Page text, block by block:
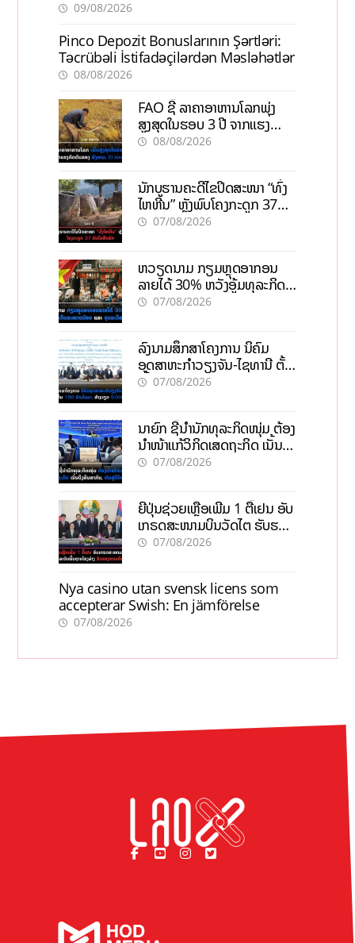
İpuçları
09/08/2026
Pinco Depozit Bonuslarının Şərtləri:
Təcrübəli İstifadəçilərdən Məsləhətlər
08/08/2026
FAO ຊີ້ ລາຄາອາຫານໂລກພຸ່ງ
ສູງສຸດໃນຮອບ 3 ປີ ຈາກແຮງ
ກົດດັນຂອງສົງຄາມ, El nino
08/08/2026
ນັກບູຮານຄະດີໄຂປິດສະໜາ “ທົ່ງ
ໄຫຫີນ” ຫຼັງພົບໂຄງກະດູກ 37
ຄົນໃນຫີນຍັກ
07/08/2026
ຫວຽດນາມ ກຽມຫຼຸດອາກອນ
ລາຍໄດ້ 30% ຫວັງອູ້ມທຸລະກິດ
ຂະໜາດນ້ອຍ ແລະ ຈຸນລະ
07/08/2026
ລົງນາມສຶກສາໂຄງການ ນິຄົມ
ອຸດສາຫະກຳວຽງຈັນ-ໄຊທານີ ຕັ້ງ
ເປົ້າດຶງທຶນ 150 ລ້ານໂດລາ, ສ້າງ
07/08/2026
ນາຍົກ ຊີ້ນຳນັກທຸລະກິດໜຸ່ມ ຕ້ອງ
ນຳໜ້າແກ້ວິກິດເສດຖະກິດ ເນັ້ນດຶງ
ທຶນສາກົນ, ຫັນສູ່ດິຈິຕອນ
07/08/2026
ຍີ່ປຸ່ນຊ່ວຍເຫຼືອເພີ່ມ 1 ຕື້ເຢນ ອັບ
ເກຣດສະໜາມບິນວັດໄຕ ຮັບຮອງ
ການເຕີບໂຕ
07/08/2026
Nya casino utan svensk licens som
accepterar Swish: En jämförelse
07/08/2026